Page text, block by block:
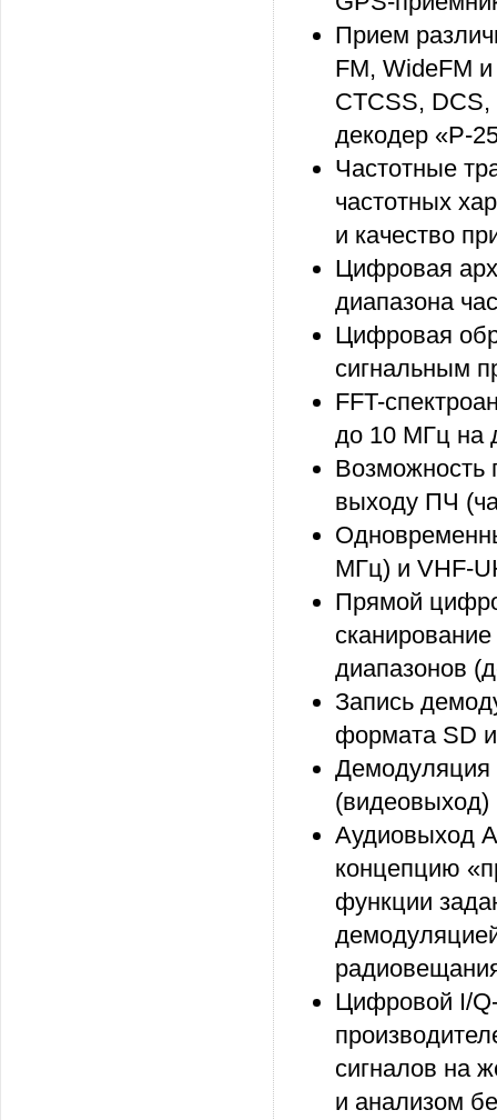
Прием
FM, WideFM
CTCSS, DCS,
декодер «P-
Частотные
частотных
и качество
Цифровая
диапазона
Цифровая
сигнальным
FFT-
до 10 МГц на
Возможность
выходу ПЧ
МГц) и VHF-
Прямой
диапазонов
Запись
формата SD
Демодуляция
(видеовыход)
Аудиовыход
концепцию
функции
Цифровой I/
сигналов на
и анализом